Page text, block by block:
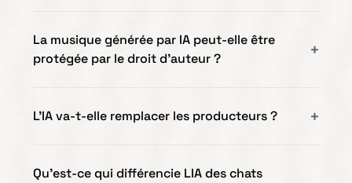
La musique générée par IA peut-elle être
protégée par le droit d'auteur ?
L'IA va-t-elle remplacer les producteurs ?
Qu’est-ce qui différencie LIA des chats